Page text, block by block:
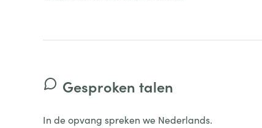
Gesproken talen
In de opvang spreken we Nederlands.